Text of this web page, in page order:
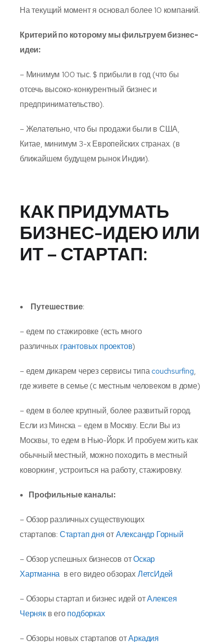
На текущий момент я основал более 10 компаний.
Критерий по которому мы фильтруем бизнес-
идеи:
– Минимум 100 тыс. $ прибыли в год (что бы
отсечь высоко-конкурентный бизнес и
предпринимательство).
– Желательно, что бы продажи были в США,
Китае, минимум 3-х Европейских странах. (в
ближайшем будущем рынок Индии).
КАК ПРИДУМАТЬ
БИЗНЕС-ИДЕЮ ИЛИ
ИТ – СТАРТАП:
Путешествие:
– едем по стажировке (есть много
различных грантовых проектов)
– едем дикарем через сервисы типаcouchsurfing,
где живете в семье (с местным человеком в доме)
– едем в более крупный, более развитый город.
Если из Минска – едем в Москву. Если Вы из
Москвы, то едем в Нью-Йорк. И пробуем жить как
обычный местный, можно походить в местный
коворкинг, устроиться на работу, стажировку.
Профильные каналы:
– Обзор различных существующих
стартапов: Стартап дняотАлександр Горный
– Обзор успешных бизнесов отОскар
Хартманна в его видео обзорахЛетсИдей
– Обзоры стартап и бизнес идей отАлексея
Чернякв егоподборках
– Обзоры новых стартапов отАркадия